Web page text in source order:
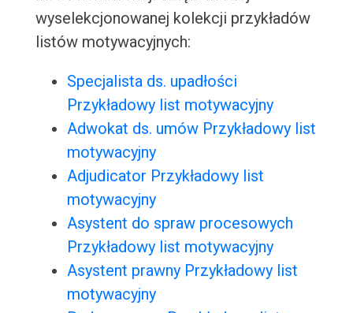
wyselekcjonowanej kolekcji przykładów
listów motywacyjnych:
Specjalista ds. upadłości
Przykładowy list motywacyjny
Adwokat ds. umów Przykładowy list
motywacyjny
Adjudicator Przykładowy list
motywacyjny
Asystent do spraw procesowych
Przykładowy list motywacyjny
Asystent prawny Przykładowy list
motywacyjny